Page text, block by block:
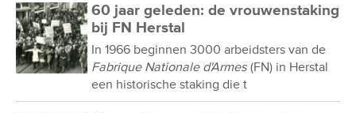
60 jaar geleden: de vrouwenstaking
bij FN Herstal
In 1966 beginnen 3000 arbeidsters van de
Fabrique Nationale d'Armes (FN) in Herstal
een historische staking die t